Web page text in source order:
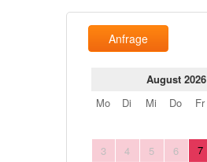
Anfrage
August 2026
Mo
Di Mi Do Fr
3
4 5 6 7